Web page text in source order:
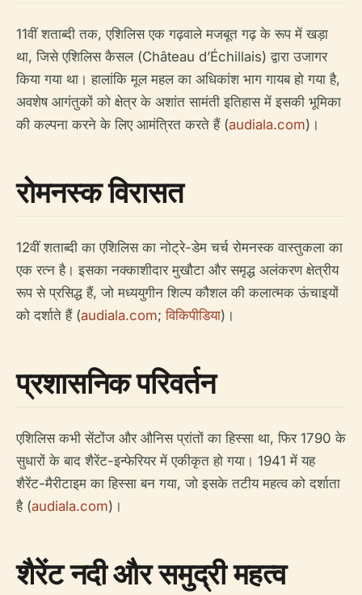
11वीं शताब्दी तक, एशिलिस एक गढ़वाले मजबूत गढ़ के रूप में खड़ा
था, जिसे एशिलिस कैसल (Château d’Échillais) द्वारा उजागर
किया गया था। हालांकि मूल महल का अधिकांश भाग गायब हो गया है,
अवशेष आगंतुकों को क्षेत्र के अशांत सामंती इतिहास में इसकी भूमिका
की कल्पना करने के लिए आमंत्रित करते हैं (audiala.com)।
रोमनस्क विरासत
12वीं शताब्दी का एशिलिस का नोट्रे-डेम चर्च रोमनस्क वास्तुकला का
एक रत्न है। इसका नक्काशीदार मुखौटा और समृद्ध अलंकरण क्षेत्रीय
रूप से प्रसिद्ध हैं, जो मध्ययुगीन शिल्प कौशल की कलात्मक ऊंचाइयों
को दर्शाते हैं (audiala.com;विकिपीडिया)।
प्रशासनिक परिवर्तन
एशिलिस कभी सेंटोंज और औनिस प्रांतों का हिस्सा था, फिर 1790 के
सुधारों के बाद शैरेंट-इन्फेरियर में एकीकृत हो गया। 1941 में यह
शैरेंट-मैरीटाइम का हिस्सा बन गया, जो इसके तटीय महत्व को दर्शाता
है (audiala.com)।
शैरेंट नदी और समुद्री महत्व